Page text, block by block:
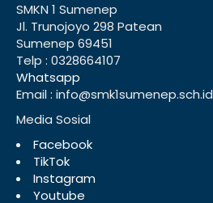
SMKN 1 Sumenep
Jl. Trunojoyo 298 Patean
Sumenep 69451
Telp : 0328664107
Whatsapp
Email : info@smk1sumenep.sch.id
Media Sosial
Facebook
TikTok
Instagram
Youtube